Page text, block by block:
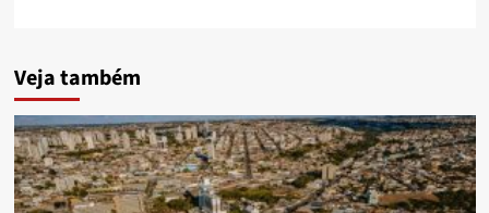
Veja também